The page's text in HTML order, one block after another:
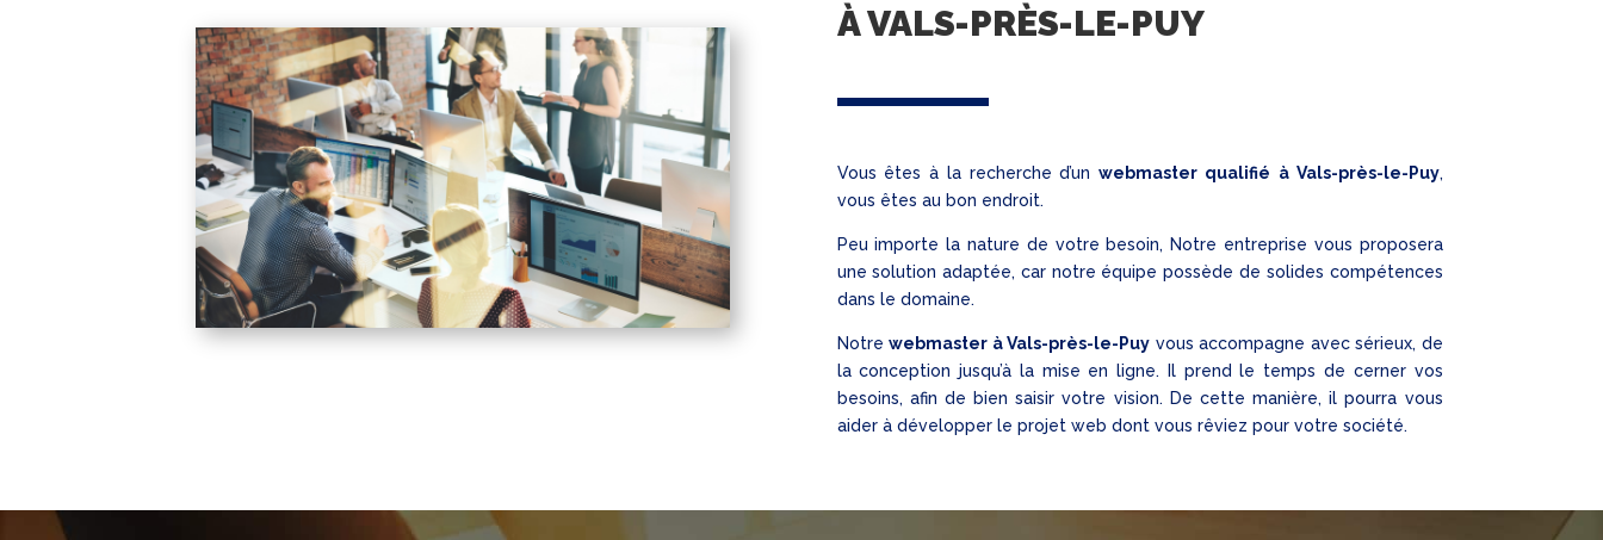
À VALS-PRÈS-LE-PUY
Vous êtes à la recherche d’unwebmaster qualifié à Vals-près-le-Puy,
vous êtes au bon endroit.
Peu importe la nature de votre besoin, Notre entreprise vous proposera
une solution adaptée, car notre équipe possède de solides compétences
dans le domaine.
Notrewebmaster à Vals-près-le-Puy vous accompagne avec sérieux, de
la conception jusqu’à la mise en ligne. Il prend le temps de cerner vos
besoins, afin de bien saisir votre vision. De cette manière, il pourra vous
aider à développer le projet web dont vous rêviez pour votre société.